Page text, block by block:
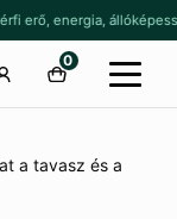
erő, energia,
0
a tavasz és a